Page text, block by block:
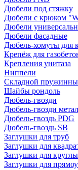
Дюбели под стяжку
Дюбели с крюком
Дюбели
Дюбели фасадные
Дюбель-хомуты для
Крепёж для
Крепления унитаза
Ниппели
Складной
Шайбы рондоль
Дюбель-гвозди
Дюбель-гвозди
Дюбель-гвоздь PDG
Дюбель-гвоздь SB
Заглушки для труб
Заглушки для
Заглушки для
Заглушки для